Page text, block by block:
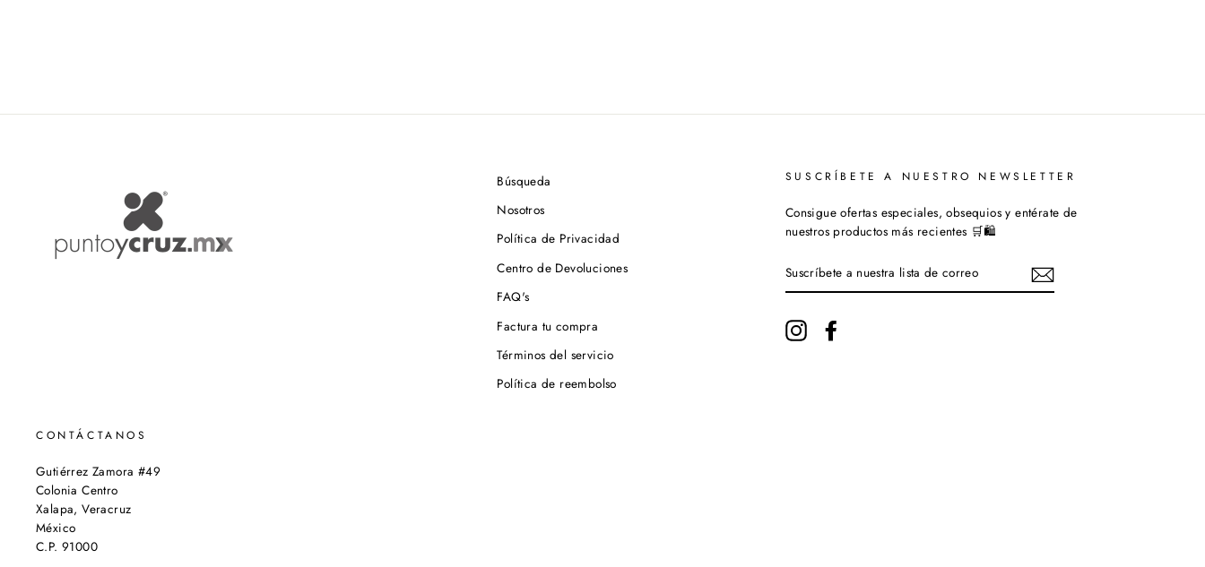
Búsqueda
Nosotros
Política de Privacidad
Centro de Devoluciones
FAQ's
Factura tu compra
Términos del servicio
Política de reembolso
SUSCRÍBETE A NUESTRO NEWSLETTER
Consigue ofertas especiales, obsequios y entérate de
nuestros productos más recientes 🛒🛍️
A
NUESTRA
DE
CORREO
Instagram
CONTÁCTANOS
Gutiérrez Zamora #49
Colonia Centro
Xalapa, Veracruz
México
C.P. 91000